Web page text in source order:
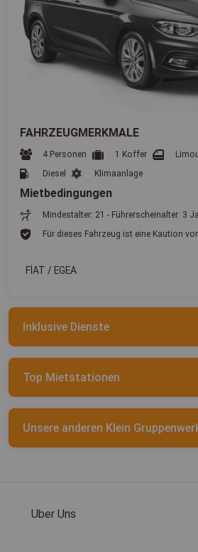
FAHRZEUGMERKMALE
4 Personen 1 Koffer
Diesel
Klimaanlage
Mietbedingungen
Mindestalter: 21 - Führerscheinalter: 3
Für dieses Fahrzeug ist eine Kaution
FİAT / EGEA
Inklusive Dienste
Top Mietstationen
Unsere anderen Klein
Uber Uns